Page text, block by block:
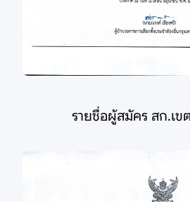
รายชื่อผู้สมัคร สก.เข